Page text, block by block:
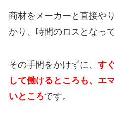
商材をメーカーと直接や
かり、時間のロスとなっ
その手間をかけずに、 す
して働けるところも、エ
いところです。